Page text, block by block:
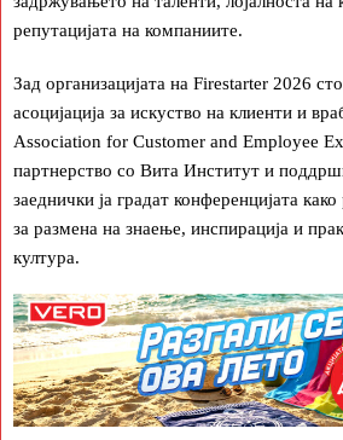
репутацијата на компаниите.
Зад организацијата на Firestarter 2026
асоцијација за искуство на клиенти и
Association for Customer and Employee
партнерство со Вита Институт и
заеднички ја градат конференцијата
за размена на знаење, инспирација и
култура.